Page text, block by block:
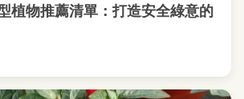
植物推薦清單：打造安全綠意的